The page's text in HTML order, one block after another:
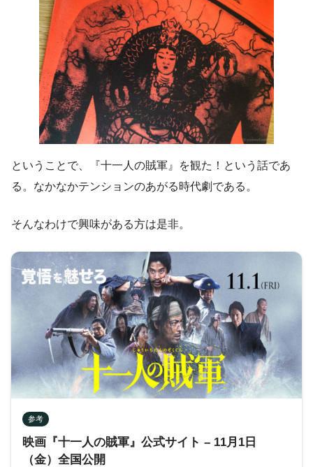
ということで、『十一人の賊軍』を観た！という話であ
る。なかなかテンションのあがる時代劇である。
そんなわけで興味がある方は是非。
参考
映画『十一人の賊軍』公式サイト – 11月1日
（金）全国公開